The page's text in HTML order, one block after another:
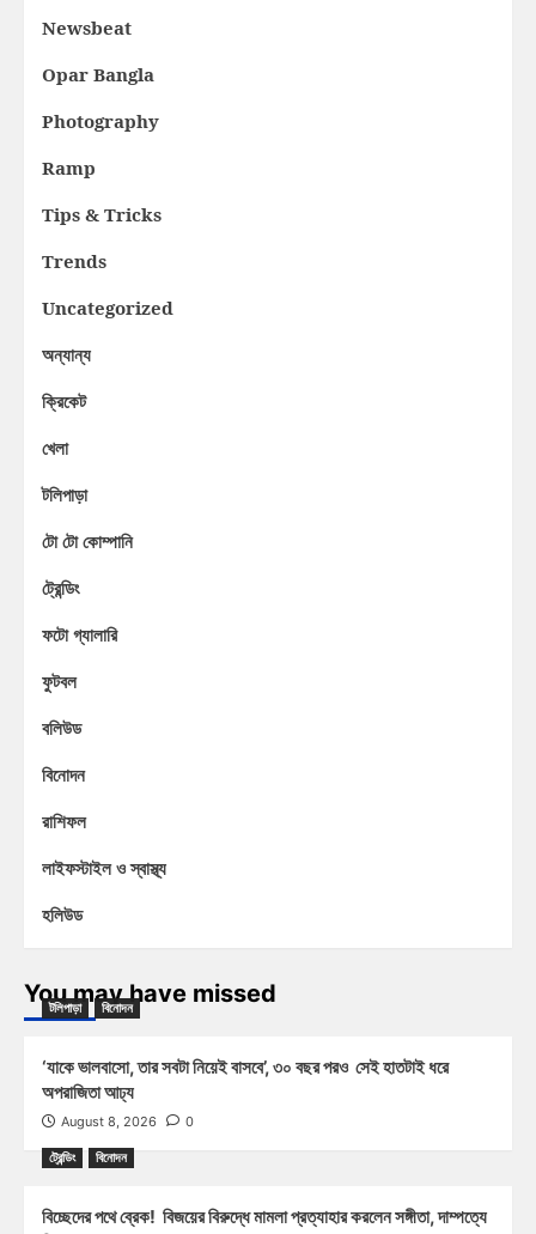
Newsbeat
Opar Bangla
Photography
Ramp
Tips & Tricks
Trends
Uncategorized
অন্যান্য
ক্রিকেট
খেলা
টলিপাড়া
টো টো কোম্পানি
ট্রেন্ডিং
ফটো গ্যালারি
ফুটবল
বলিউড
বিনোদন
রাশিফল
লাইফস্টাইল ও স্বাস্থ্য
হলিউড
You may have missed
টলিপাড়া বিনোদন
‘যাকে ভালবাসো, তার সবটা নিয়েই বাসবে’, ৩০ বছর পরও সেই হাতটাই ধরে
অপরাজিতা আঢ্য
August 8, 2026 0
ট্রেন্ডিং বিনোদন
বিচ্ছেদের পথে ব্রেক! বিজয়ের বিরুদ্ধে মামলা প্রত্যাহার করলেন সঙ্গীতা, দাম্পত্যে